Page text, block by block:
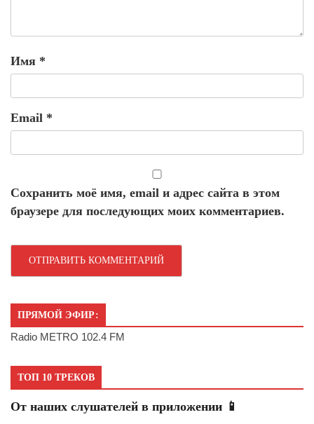
Имя *
Email *
Сохранить моё имя, email и адрес сайта в этом
браузере для последующих моих комментариев.
ПРЯМОЙ ЭФИР:
Radio METRO 102.4 FM
ТОП 10 ТРЕКОВ
От наших слушателей в приложении 📱